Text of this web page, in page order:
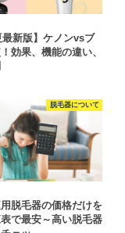
最新版】ケノンvsブ
効果、機能の違い、
脱毛器について
脱毛器の価格だけを
で最安～高い脱毛器